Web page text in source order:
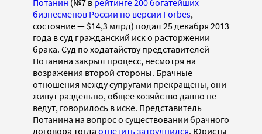
бизнесменов России по версии Forbes,
состояние — $14,3 млрд) подал 25 декабря 2013
года в суд гражданский иск о расторжении
брака. Суд по ходатайству представителей
Потанина закрыл процесс, несмотря на
возражения второй стороны. Брачные
отношения между супругами прекращены, они
живут раздельно, общее хозяйство давно не
ведут, говорилось в иске. Представитель
Потанина на вопрос о существовании брачного
договора тогда ответить затруднился. Юристы